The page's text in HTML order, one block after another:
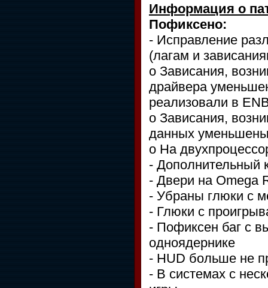
Информация о
Пофиксено:
- Исправление
(лагам и
o Зависания,
драйвера
реализовали в
o Зависания,
данных
o На
- Дополнительный
- Двери на Omega
- Убраны глюки с
- Глюки с
- Пофиксен баг с
одноядернике
- HUD больше не
- В системах с